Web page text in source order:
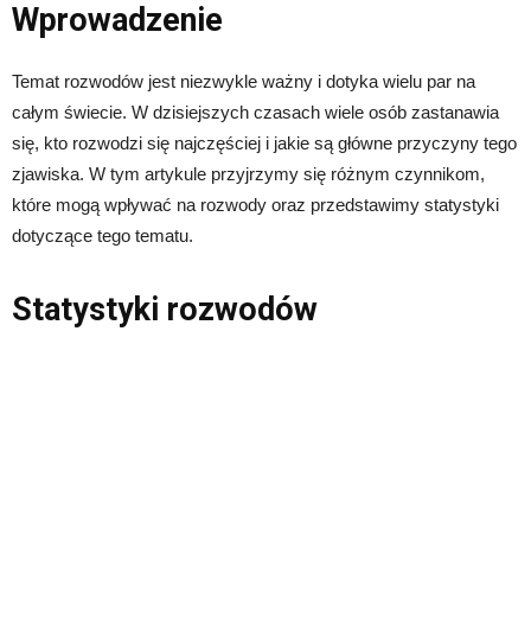
Wprowadzenie
Temat rozwodów jest niezwykle ważny i dotyka wielu par na
całym świecie. W dzisiejszych czasach wiele osób zastanawia
się, kto rozwodzi się najczęściej i jakie są główne przyczyny tego
zjawiska. W tym artykule przyjrzymy się różnym czynnikom,
które mogą wpływać na rozwody oraz przedstawimy statystyki
dotyczące tego tematu.
Statystyki rozwodów